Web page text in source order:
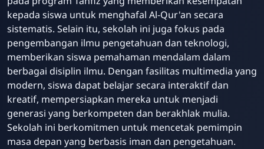
kepada siswa untuk menghafal Al-Qur'an secara
sistematis. Selain itu, sekolah ini juga fokus pada
pengembangan ilmu pengetahuan dan teknologi,
memberikan siswa pemahaman mendalam dalam
berbagai disiplin ilmu. Dengan fasilitas multimedia yang
modern, siswa dapat belajar secara interaktif dan
kreatif, mempersiapkan mereka untuk menjadi
generasi yang berkompeten dan berakhlak mulia.
Sekolah ini berkomitmen untuk mencetak pemimpin
masa depan yang berbasis iman dan pengetahuan.